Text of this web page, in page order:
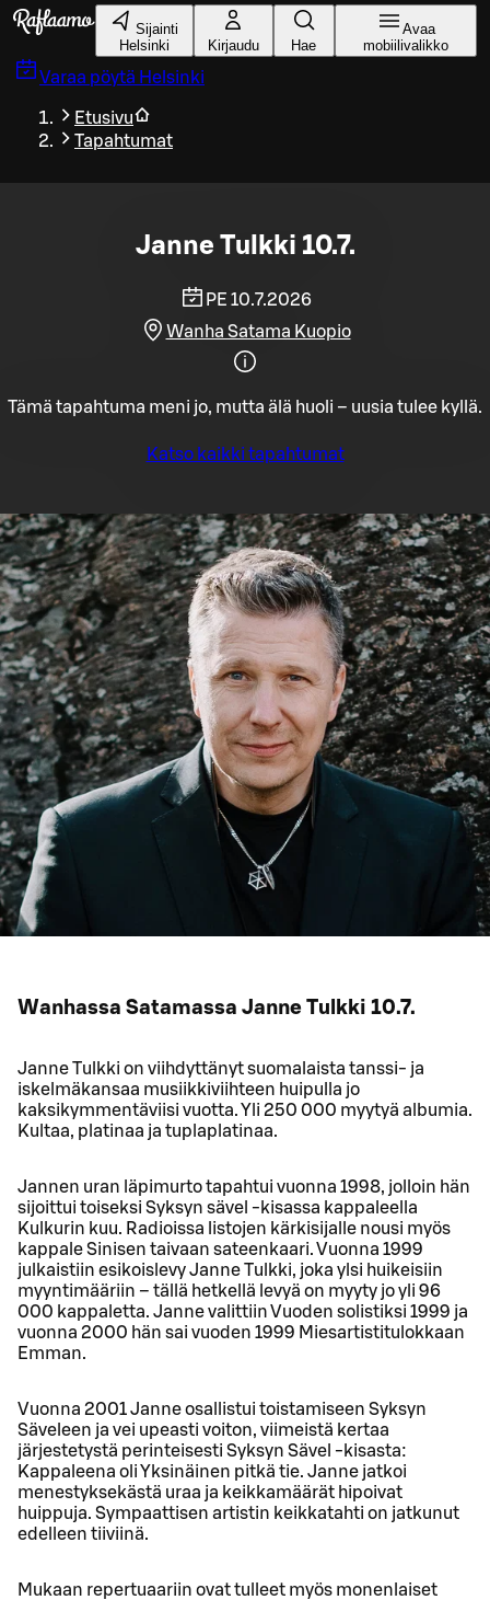
Siirry pääsisältöön
Sijainti
Helsinki
Kirjaudu Hae
Avaa
mobiilivalikko
Varaa pöytä Helsinki
Etusivu
Tapahtumat
Janne Tulkki 10.7.
PE 10.7.2026
Wanha Satama Kuopio
Tämä tapahtuma meni jo, mutta älä huoli – uusia tulee kyllä.
Katso kaikki tapahtumat
Wanhassa Satamassa Janne Tulkki 10.7.
Janne Tulkki on viihdyttänyt suomalaista tanssi- ja
iskelmäkansaa musiikkiviihteen huipulla jo
kaksikymmentäviisi vuotta. Yli 250 000 myytyä albumia.
Kultaa, platinaa ja tuplaplatinaa.
Jannen uran läpimurto tapahtui vuonna 1998, jolloin hän
sijoittui toiseksi Syksyn sävel -kisassa kappaleella
Kulkurin kuu. Radioissa listojen kärkisijalle nousi myös
kappale Sinisen taivaan sateenkaari. Vuonna 1999
julkaistiin esikoislevy Janne Tulkki, joka ylsi huikeisiin
myyntimääriin – tällä hetkellä levyä on myyty jo yli 96
000 kappaletta. Janne valittiin Vuoden solistiksi 1999 ja
vuonna 2000 hän sai vuoden 1999 Miesartistitulokkaan
Emman.
Vuonna 2001 Janne osallistui toistamiseen Syksyn
Säveleen ja vei upeasti voiton, viimeistä kertaa
järjestetystä perinteisesti Syksyn Sävel -kisasta:
Kappaleena oli Yksinäinen pitkä tie. Janne jatkoi
menestyksekästä uraa ja keikkamäärät hipoivat
huippuja. Sympaattisen artistin keikkatahti on jatkunut
edelleen tiiviinä.
Mukaan repertuaariin ovat tulleet myös monenlaiset